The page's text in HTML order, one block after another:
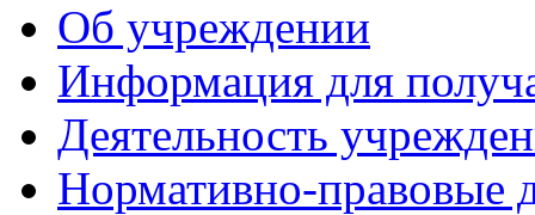
Об учреждении
Информация для
Деятельность
Нормативно-правовые